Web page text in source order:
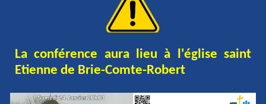
La conférence aura lieu à l'église saint
Etienne de Brie-Comte-Robert